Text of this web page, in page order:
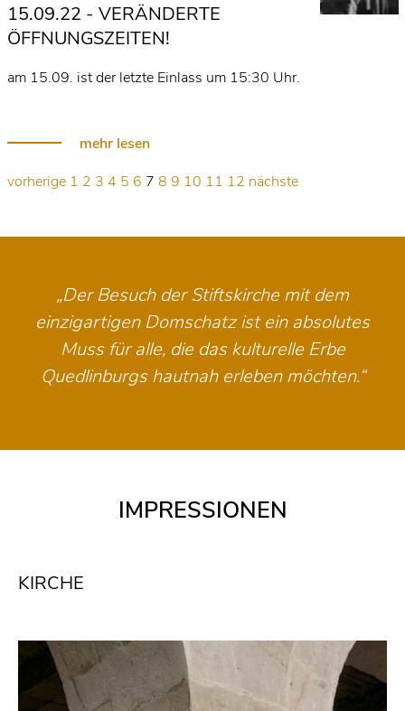
15.09.22 - VERÄNDERTE
ÖFFNUNGSZEITEN!
am 15.09. ist der letzte Einlass um 15:30 Uhr.
mehr lesen
vorherige 1 2 3 4 5 6 7 8 9 10 11 12 nächste
„Der Besuch der Stiftskirche mit dem
einzigartigen Domschatz ist ein absolutes
Muss für alle, die das kulturelle Erbe
Quedlinburgs hautnah erleben möchten.“
IMPRESSIONEN
KIRCHE